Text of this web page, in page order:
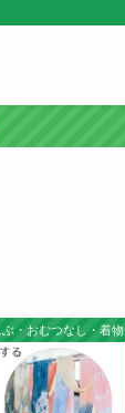
ぶ・おむつなし・着物